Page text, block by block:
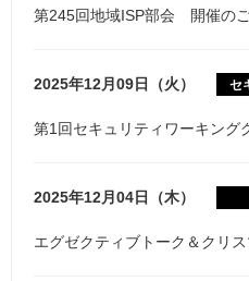
第245回地域ISP部会 開催の
2025年12月09日（火） セ
第1回セキュリティワーキン
2025年12月04日（木）
エグゼクティブトーク＆クリ